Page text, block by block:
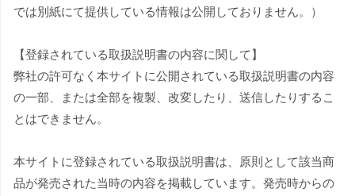
では別紙にて提供している情報は公開しておりません。）
【登録されている取扱説明書の内容に関して】
弊社の許可なく本サイトに公開されている取扱説明書の内容
の一部、または全部を複製、改変したり、送信したりするこ
とはできません。
本サイトに登録されている取扱説明書は、原則として該当商
品が発売された当時の内容を掲載しています。発売時からの